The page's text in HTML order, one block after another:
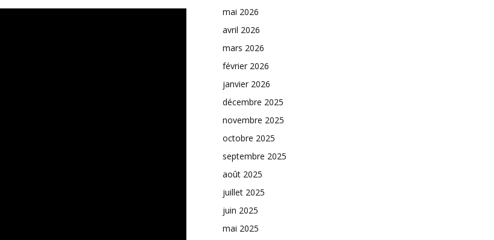
mai 2026
avril 2026
mars 2026
février 2026
janvier 2026
décembre 2025
novembre 2025
octobre 2025
septembre 2025
août 2025
juillet 2025
juin 2025
mai 2025